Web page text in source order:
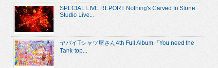
SPECIAL LIVE REPORT Nothing's Carved In Stone
Studio Live...
ヤバイTシャツ屋さん4th Full Album『You need the
Tank-top...